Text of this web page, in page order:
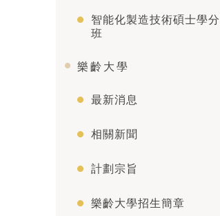
智能化製造技術碩士學分
班
樂齡大學
最新消息
相關新聞
計劃宗旨
樂齡大學招生簡章